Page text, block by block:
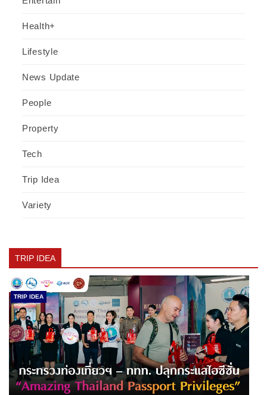
Health+
Lifestyle
News Update
People
Property
Tech
Trip Idea
Variety
TRIP IDEA
TRIP IDEA